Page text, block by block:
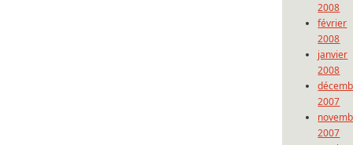
2008
février
2008
janvier
2008
2007
2007